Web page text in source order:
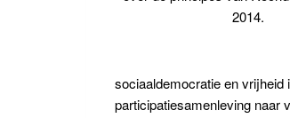
2014.
sociaaldemocratie en
participatiesamenleving naar